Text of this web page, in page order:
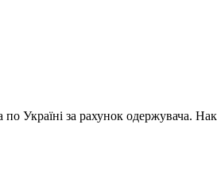
Україні за рахунок одержувача.